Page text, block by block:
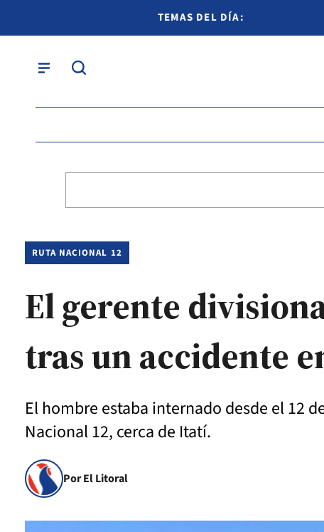
TEMAS DEL DÍA:
RUTA NACIONAL 12
El gerente
tras un accidente
El hombre estaba internado desde el 12
Nacional 12, cerca de Itatí.
Por El Litoral